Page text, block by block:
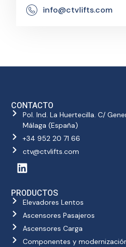
info@ctvlifts.com
CONTACTO
Pol. Ind. La Huertecilla. C/
Málaga (España)
+34 952 20 71 66
ctv@ctvlifts.com
PRODUCTOS
Elevadores Lentos
Ascensores Pasajeros
Ascensores Carga
Componentes y